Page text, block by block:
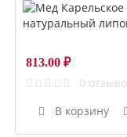
813.00 ₽
0
В корзину